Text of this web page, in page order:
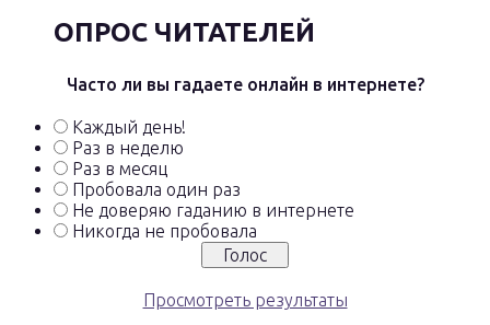
ОПРОС ЧИТАТЕЛЕЙ
Часто ли вы гадаете онлайн в интернете?
Каждый день!
Раз в неделю
Раз в месяц
Пробовала один раз
Не доверяю гаданию в интернете
Никогда не пробовала
Просмотреть результаты